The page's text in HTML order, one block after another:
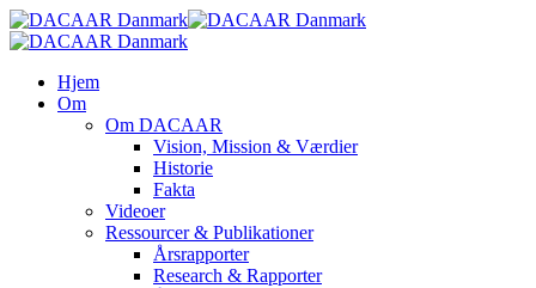
Skip
to
content
search
Menu
Hjem
Om
Om DACAAR
Vision, Mission & Værdier
Historie
Fakta
Videoer
Ressourcer & Publikationer
Årsrapporter
Research & Rapporter